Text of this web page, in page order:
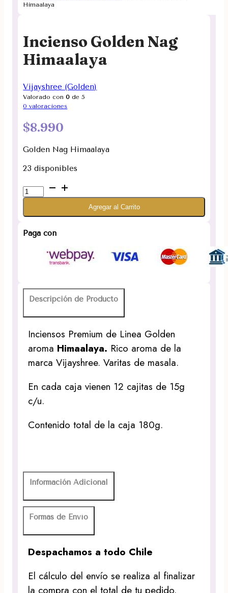
Himaalaya
Incienso Golden Nag
Himaalaya
Vijayshree (Golden)
Valorado con0 de 5
0 valoraciones
$8.990
Golden Nag Himaalaya
23 disponibles
Incienso
Golden
cantidad
Agregar al Carrito
Paga con
Descripción de Producto
Inciensos Premium de Linea Golden
aroma Himaalaya. Rico aroma de la
marca Vijayshree. Varitas de masala.
En cada caja vienen 12 cajitas de 15g
c/u.
Contenido total de la caja 180g.
Información Adicional
Formas de Envío
Despachamos a todo Chile
El cálculo del envío se realiza al finalizar